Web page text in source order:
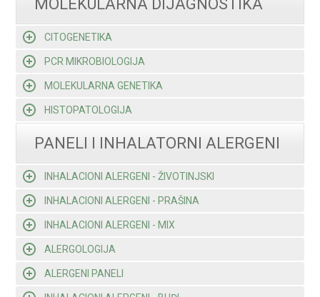
MOLEKULARNA DIJAGNOSTIKA
CITOGENETIKA
PCR MIKROBIOLOGIJA
MOLEKULARNA GENETIKA
HISTOPATOLOGIJA
PANELI I INHALATORNI ALERGENI
INHALACIONI ALERGENI - ŽIVOTINJSKI
INHALACIONI ALERGENI - PRAŠINA
INHALACIONI ALERGENI - MIX
ALERGOLOGIJA
ALERGENI PANELI